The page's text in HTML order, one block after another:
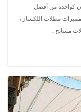
كواحدة من أفضل
مميزات مظلات اللكسان،
مسابح…